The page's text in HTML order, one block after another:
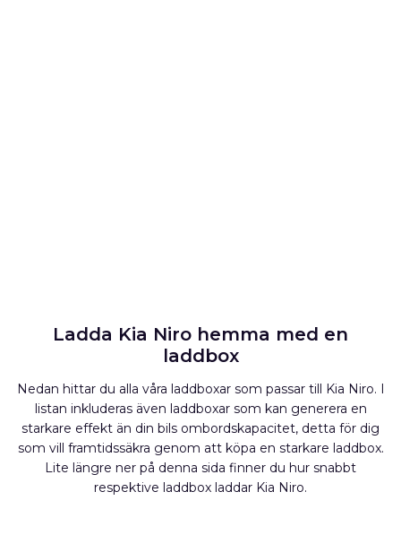
Ladda Kia Niro hemma med en
laddbox
Nedan hittar du alla våra laddboxar som passar till Kia Niro. I
listan inkluderas även laddboxar som kan generera en
starkare effekt än din bils ombordskapacitet, detta för dig
som vill framtidssäkra genom att köpa en starkare laddbox.
Lite längre ner på denna sida finner du hur snabbt
respektive laddbox laddar Kia Niro.